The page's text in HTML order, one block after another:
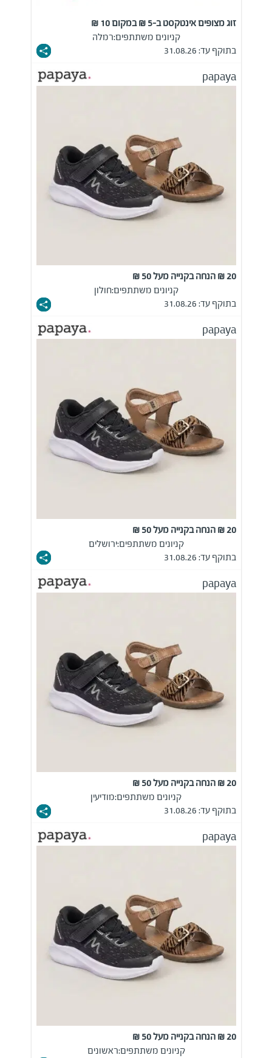
זוג מצופים אינטקסט ב-5 ₪ במקום 10 ₪
קניונים משתתפים:רמלה
בתוקף עד: 31.08.26
papaya
20 ₪ הנחה בקנייה מעל 50 ₪
קניונים משתתפים:חולון
בתוקף עד: 31.08.26
papaya
20 ₪ הנחה בקנייה מעל 50 ₪
קניונים משתתפים:ירושלים
בתוקף עד: 31.08.26
papaya
20 ₪ הנחה בקנייה מעל 50 ₪
קניונים משתתפים:מודיעין
בתוקף עד: 31.08.26
papaya
20 ₪ הנחה בקנייה מעל 50 ₪
קניונים משתתפים:ראשונים